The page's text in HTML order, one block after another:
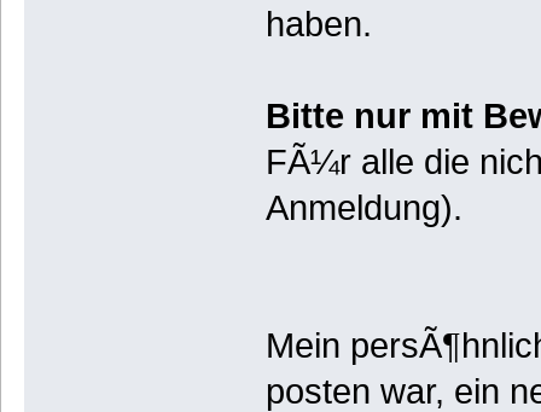
haben.
Bitte nur mit
FÃ¼r alle die
Anmeldung).
Mein
posten war, ein